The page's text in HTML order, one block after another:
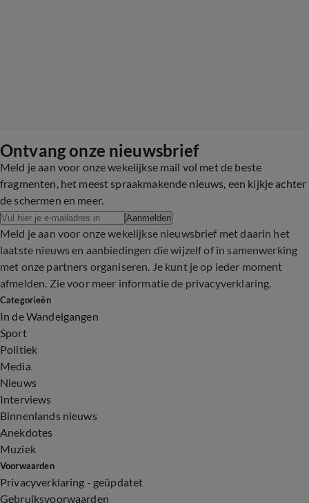
Ontvang onze nieuwsbrief
Meld je aan voor onze wekelijkse mail vol met de beste
fragmenten, het meest spraakmakende nieuws, een kijkje achter
de schermen en meer.
Aanmelden
Meld je aan voor onze wekelijkse nieuwsbrief met daarin het
laatste nieuws en aanbiedingen die wijzelf of in samenwerking
met onze partners organiseren. Je kunt je op ieder moment
afmelden. Zie voor meer informatie de privacyverklaring.
Categorieën
In de Wandelgangen
Sport
Politiek
Media
Nieuws
Interviews
Binnenlands nieuws
Anekdotes
Muziek
Voorwaarden
Privacyverklaring - geüpdatet
Gebruiksvoorwaarden